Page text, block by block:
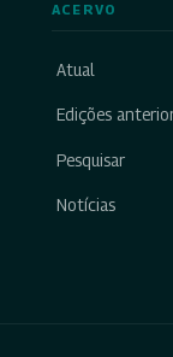
ACERVO
Atual
Edições
Pesquisar
Notícias